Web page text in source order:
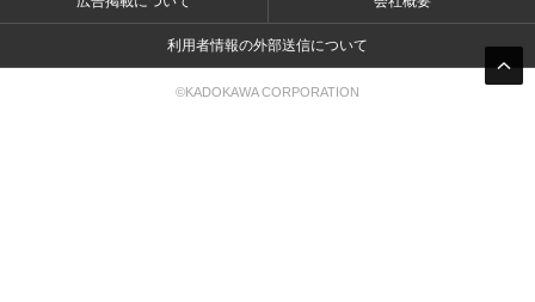
利用者情報の外部送信について
©KADOKAWA CORPORATION